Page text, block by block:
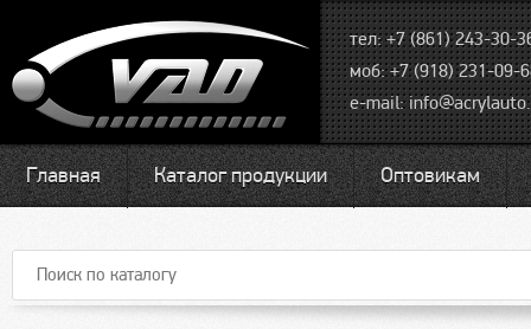
тел: +7 (861) 243-30-
моб: +7 (918) 231-09-
e-mail:
Главная Каталог продукции Оптовикам